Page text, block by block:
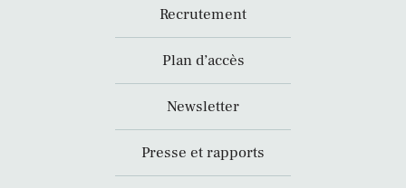
Recrutement
Plan d’accès
Newsletter
Presse et rapports